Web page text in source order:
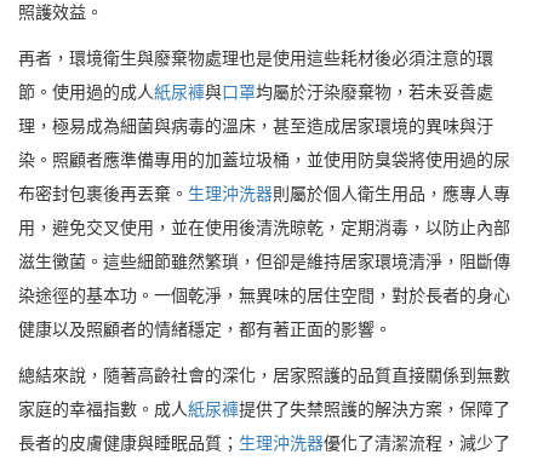
照護效益。
再者，環境衛生與廢棄物處理也是使用這些耗材後必須注意的環
節。使用過的成人紙尿褲與口罩均屬於汙染廢棄物，若未妥善處
理，極易成為細菌與病毒的溫床，甚至造成居家環境的異味與汙
染。照顧者應準備專用的加蓋垃圾桶，並使用防臭袋將使用過的尿
布密封包裹後再丟棄。 生理沖洗器則屬於個人衛生用品，應專人專
用，避免交叉使用，並在使用後清洗晾乾，定期消毒，以防止內部
滋生黴菌。這些細節雖然繁瑣，但卻是維持居家環境清淨，阻斷傳
染途徑的基本功。一個乾淨，無異味的居住空間，對於長者的身心
健康以及照顧者的情緒穩定，都有著正面的影響。
總結來說，隨著高齡社會的深化，居家照護的品質直接關係到無數
家庭的幸福指數。成人紙尿褲提供了失禁照護的解決方案，保障了
長者的皮膚健康與睡眠品質； 生理沖洗器優化了清潔流程，減少了